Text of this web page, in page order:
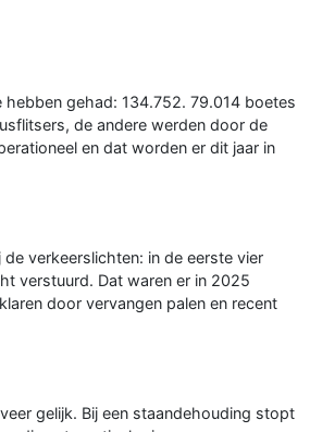
gehad: 134.752. 79.014 boetes
de andere werden door de
en dat worden er dit jaar in
verkeerslichten: in de eerste vier
verstuurd. Dat waren er in 2025
door vervangen palen en recent
gelijk. Bij een staandehouding stopt